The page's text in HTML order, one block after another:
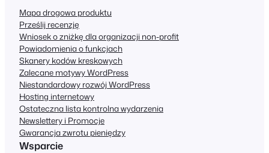
Mapa drogowa produktu
Prześlij recenzję
Wniosek o zniżkę dla organizacji non-profit
Powiadomienia o funkcjach
Skanery kodów kreskowych
Zalecane motywy WordPress
Niestandardowy rozwój WordPress
Hosting internetowy
Ostateczna lista kontrolna wydarzenia
Newslettery i Promocje
Gwarancja zwrotu pieniędzy
Wsparcie